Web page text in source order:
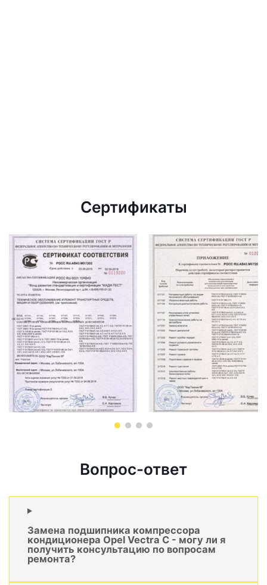
Сертификаты
Вопрос-ответ
Замена подшипника компрессора
кондиционера Opel Vectra C - могу ли я
получить консультацию по вопросам
ремонта?